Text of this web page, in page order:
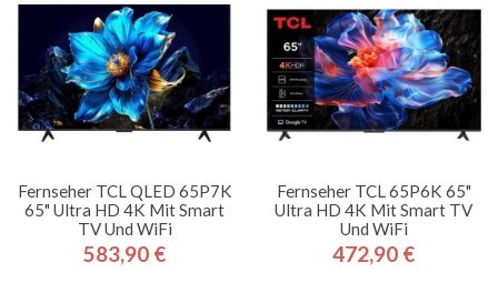
Fernseher TCL QLED 65P7K
65" Ultra HD 4K Mit Smart
TV Und WiFi
Preis
583,90 €
Fernseher TCL 65P6K 65"
Ultra HD 4K Mit Smart TV
Und WiFi
Preis
472,90 €